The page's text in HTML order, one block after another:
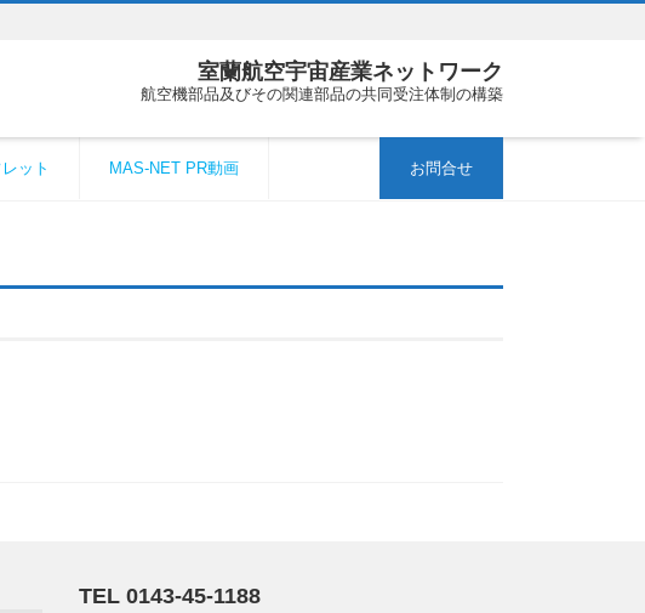
室蘭航空宇宙産業ネットワーク
航空機部品及びその関連部品の共同受注体制の構築
ット MAS-NET PR動画 お問合せ
TEL 0143-45-1188